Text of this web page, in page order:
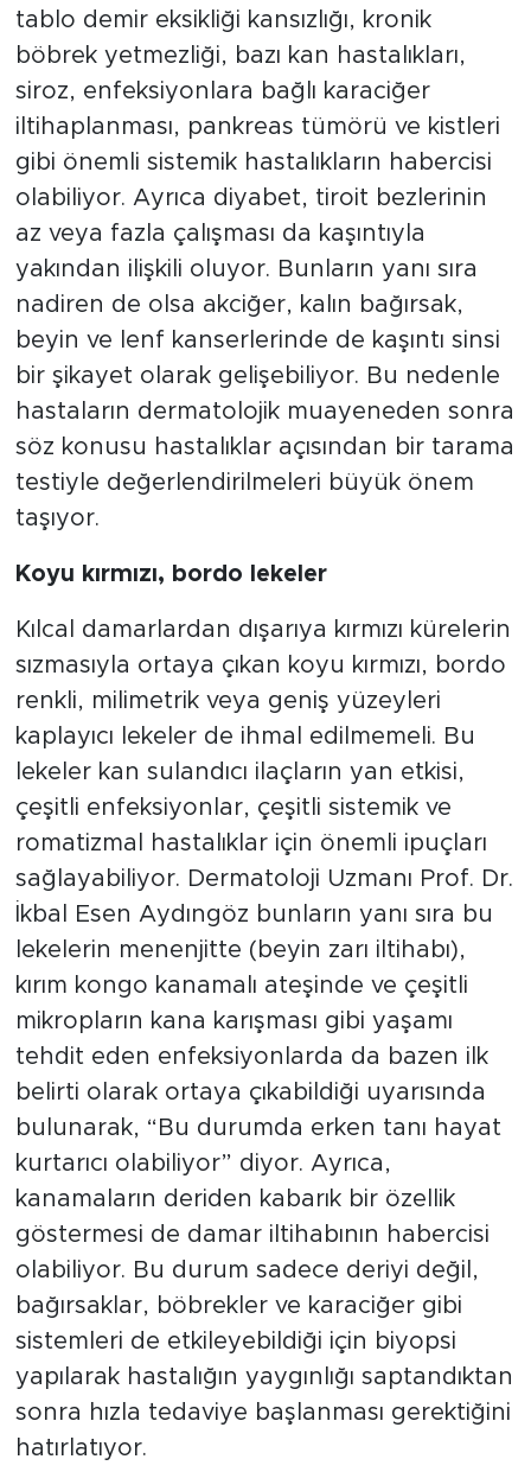
tablo demir eksikliği kansızlığı, kronik
böbrek yetmezliği, bazı kan hastalıkları,
siroz, enfeksiyonlara bağlı karaciğer
iltihaplanması, pankreas tümörü ve kistleri
gibi önemli sistemik hastalıkların habercisi
olabiliyor. Ayrıca diyabet, tiroit bezlerinin
az veya fazla çalışması da kaşıntıyla
yakından ilişkili oluyor. Bunların yanı sıra
nadiren de olsa akciğer, kalın bağırsak,
beyin ve lenf kanserlerinde de kaşıntı sinsi
bir şikayet olarak gelişebiliyor. Bu nedenle
hastaların dermatolojik muayeneden sonra
söz konusu hastalıklar açısından bir tarama
testiyle değerlendirilmeleri büyük önem
taşıyor.
Koyu kırmızı, bordo lekeler
Kılcal damarlardan dışarıya kırmızı kürelerin
sızmasıyla ortaya çıkan koyu kırmızı, bordo
renkli, milimetrik veya geniş yüzeyleri
kaplayıcı lekeler de ihmal edilmemeli. Bu
lekeler kan sulandıcı ilaçların yan etkisi,
çeşitli enfeksiyonlar, çeşitli sistemik ve
romatizmal hastalıklar için önemli ipuçları
sağlayabiliyor. Dermatoloji Uzmanı Prof. Dr.
İkbal Esen Aydıngöz bunların yanı sıra bu
lekelerin menenjitte (beyin zarı iltihabı),
kırım kongo kanamalı ateşinde ve çeşitli
mikropların kana karışması gibi yaşamı
tehdit eden enfeksiyonlarda da bazen ilk
belirti olarak ortaya çıkabildiği uyarısında
bulunarak, “Bu durumda erken tanı hayat
kurtarıcı olabiliyor” diyor. Ayrıca,
kanamaların deriden kabarık bir özellik
göstermesi de damar iltihabının habercisi
olabiliyor. Bu durum sadece deriyi değil,
bağırsaklar, böbrekler ve karaciğer gibi
sistemleri de etkileyebildiği için biyopsi
yapılarak hastalığın yaygınlığı saptandıktan
sonra hızla tedaviye başlanması gerektiğini
hatırlatıyor.